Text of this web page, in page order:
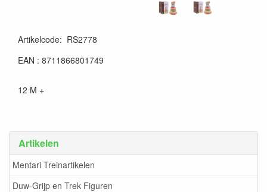
Artikelen
Mentari Treinartikelen
Duw-Grijp en Trek Figuren
Artikelcode: RS2778
EAN : 8711866801749
12 M +